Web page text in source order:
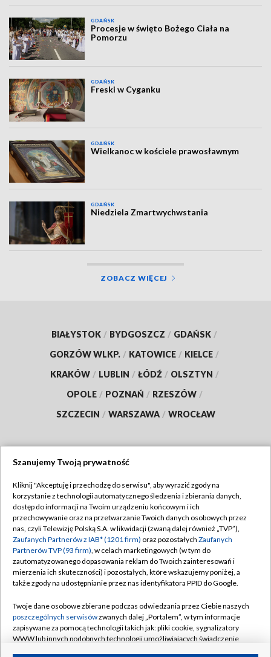
GDAŃSK
Procesje w święto Bożego Ciała na
Pomorzu
GDAŃSK
Freski w Cyganku
GDAŃSK
Wielkanoc w kościele prawosławnym
GDAŃSK
Niedziela Zmartwychwstania
ZOBACZ WIĘCEJ
BIAŁYSTOK / BYDGOSZCZ / GDAŃSK /
GORZÓW WLKP. / KATOWICE / KIELCE /
KRAKÓW / LUBLIN / ŁÓDŹ / OLSZTYN /
OPOLE / POZNAŃ / RZESZÓW /
SZCZECIN / WARSZAWA / WROCŁAW
TVP
Abonament TVP
Emisja w TVP
Centrum informacji TVP
Naziemna Telewizja Cyfrowa
Rada Programowa
System NOS
Informacje o nadawcy
Regulamin TVP
Polityka prywatności
Moje zgody
Pomoc
Kontakt
Szanujemy Twoją prywatność
Kliknij "Akceptuję i przechodzę do serwisu", aby wyrazić zgody na
korzystanie z technologii automatycznego śledzenia i zbierania danych,
dostęp do informacji na Twoim urządzeniu końcowym i ich
przechowywanie oraz na przetwarzanie Twoich danych osobowych przez
nas, czyli Telewizję Polską S.A. w likwidacji (zwaną dalej również „TVP”),
Zaufanych Partnerów z IAB* (1201 firm) oraz pozostałych Zaufanych
Partnerów TVP (93 firm), w celach marketingowych (w tym do
zautomatyzowanego dopasowania reklam do Twoich zainteresowań i
mierzenia ich skuteczności) i pozostałych, które wskazujemy poniżej, a
także zgody na udostępnianie przez nas identyfikatora PPID do Google.
Twoje dane osobowe zbierane podczas odwiedzania przez Ciebie naszych
poszczególnych serwisówzwanych dalej „Portalem”, w tym informacje
zapisywane za pomocą technologii takich jak: pliki cookie, sygnalizatory
WWW lub innych podobnych technologii umożliwiających świadczenie